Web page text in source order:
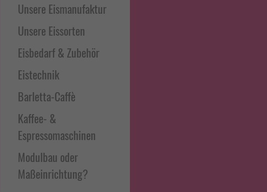
Unsere Eismanufaktur
Unsere Eissorten
Eisbedarf & Zubehör
Eistechnik
Barletta-Caffè
Kaffee- &
Espressomaschinen
Modulbau oder
Maßeinrichtung?